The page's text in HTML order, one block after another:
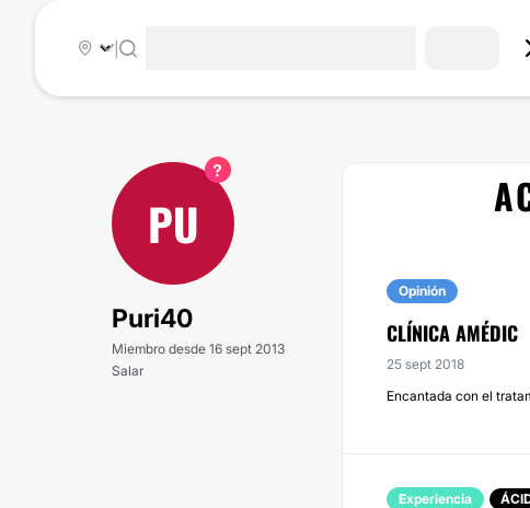
|
PU
Puri40
Miembro desde 16 sept 2013
Salar
Opinión
CLÍNICA AMÉDIC
25 sept 2018
Encantada con el
Experiencia